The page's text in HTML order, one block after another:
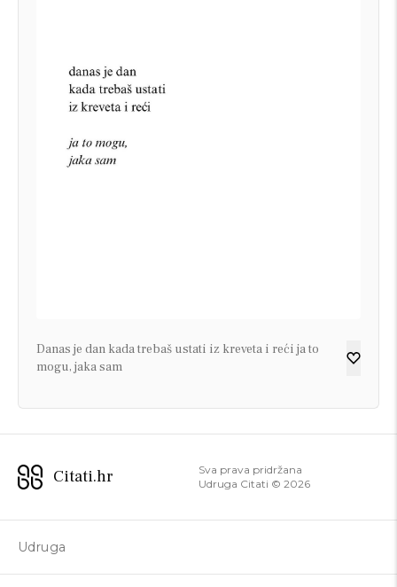
Danas je dan kada trebaš ustati iz kreveta i reći ja to
mogu, jaka sam
Citati.hr
Sva prava pridržana
Udruga Citati © 2026
Udruga